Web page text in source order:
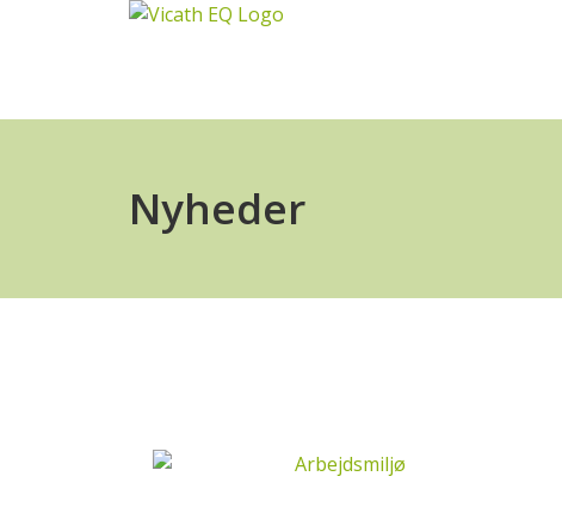
Nyheder